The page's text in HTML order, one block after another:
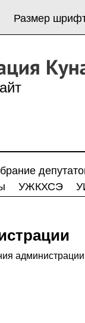
Размер
УЖКХСЭ
администрации